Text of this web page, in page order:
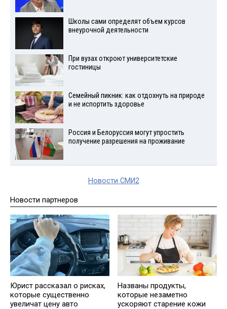
Школы сами определят объем курсов
внеурочной деятельности
При вузах откроют университетские
гостиницы
Семейный пикник: как отдохнуть на природе
и не испортить здоровье
Россия и Белоруссия могут упростить
получение разрешения на проживание
Новости СМИ2
Новости партнеров
Юрист рассказал о рисках,
которые существенно
увеличат цену авто
Названы продукты,
которые незаметно
ускоряют старение кожи